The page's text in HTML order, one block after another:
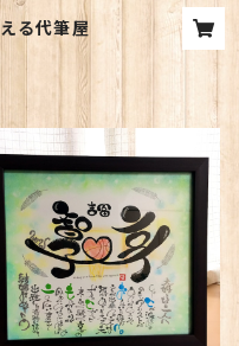
る代筆屋